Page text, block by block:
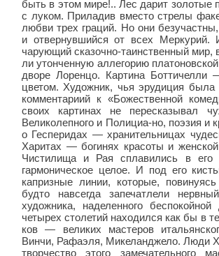
быть в этом мире!.. Лес дарит золотые
с луком. Приладив вместо стрелы
любви трех граций. Но они
и отвернувшийся от всех Меркурий.
чарующий сказочно-таин­ственный мир,
ли утонченную аллегорию
дворе Лоренцо. Картина Боттичелли
цветом. Художник, чья эрудиция была
комментариий к «Бо­жественной
своих картинах не пересказывал
Великолепного и Полициа-но, поэзия и
о Гесперидах — хранительницах
Харитах — богинях кра­соты и
Чистилища и Рая сплавились в его
гармоническое целое. И под его
каприз­ные линии, которые,
будто навсегда запечатлели
художника, на­деленного
четырех столетий находил­ся как бы в
ков — великих мастеров
Винчи, Рафаэля, Микеланджело. Люди
творчество этого замечательного